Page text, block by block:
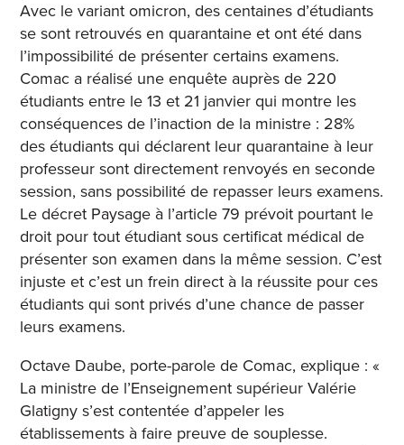
Avec le variant omicron, des centaines d’étudiants
se sont retrouvés en quarantaine et ont été dans
l’impossibilité de présenter certains examens.
Comac a réalisé une enquête auprès de 220
étudiants entre le 13 et 21 janvier qui montre les
conséquences de l’inaction de la ministre : 28%
des étudiants qui déclarent leur quarantaine à leur
professeur sont directement renvoyés en seconde
session, sans possibilité de repasser leurs examens.
Le décret Paysage à l’article 79 prévoit pourtant le
droit pour tout étudiant sous certificat médical de
présenter son examen dans la même session. C’est
injuste et c’est un frein direct à la réussite pour ces
étudiants qui sont privés d’une chance de passer
leurs examens.
Octave Daube, porte-parole de Comac, explique : «
La ministre de l’Enseignement supérieur Valérie
Glatigny s’est contentée d’appeler les
établissements à faire preuve de souplesse.